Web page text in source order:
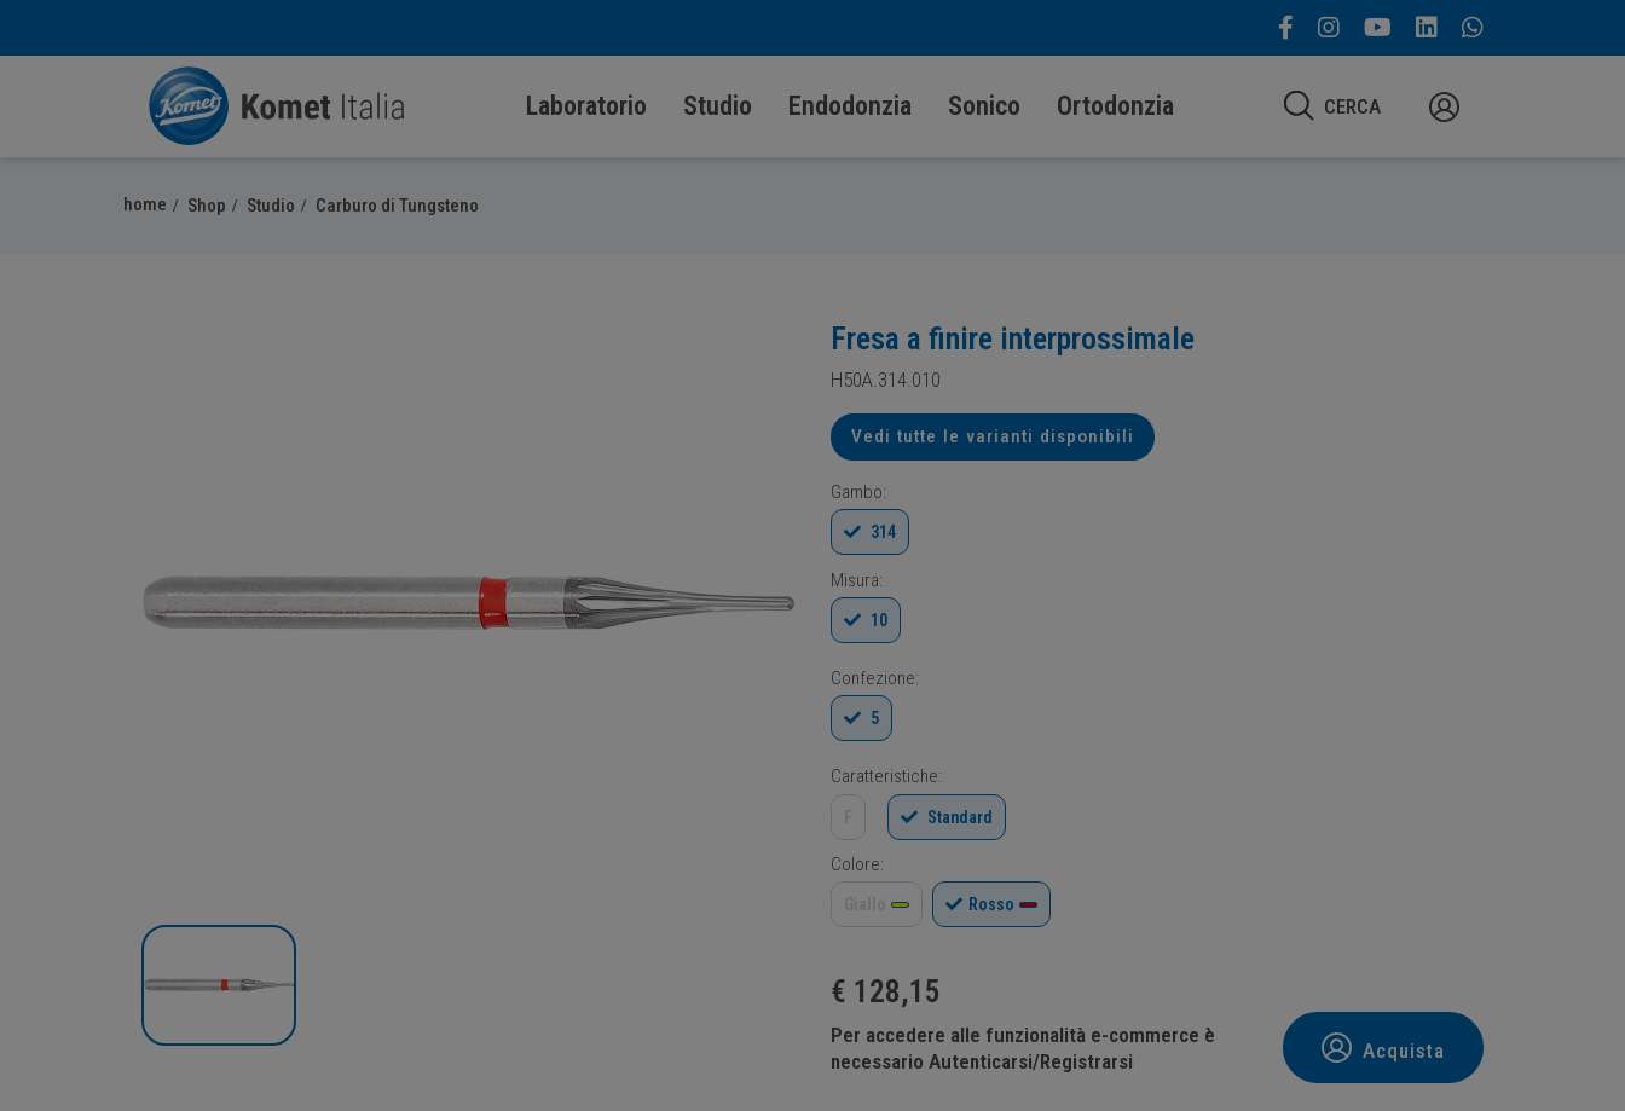
CERCA
Laboratorio Studio Endodonzia Sonico Ortodonzia
home Shop Studio Carburo di Tungsteno
Fresa a finire interprossimale
H50A.314.010
Vedi tutte le varianti disponibili
Gambo:
314
Misura:
10
Confezione:
5
Caratteristiche:
Standard
Colore:
Rosso
€ 128,15
Per accedere alle funzionalità e-commerce è
necessario Autenticarsi/Registrarsi
Acquista